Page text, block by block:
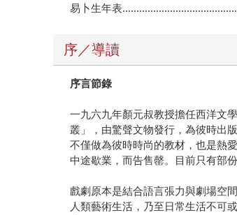
易卜生年表
序／導讀
序言節錄
一九六九年顏元叔教授擔任西洋文
叢」，由驚聲文物發行，為彼時出
不僅做為彼時時尚的教材，也是熱
中途歇業，而告售罄。目前只有部
戲劇原本是結合語言張力與劇場空
人類藝術生活，乃至日常生活不可